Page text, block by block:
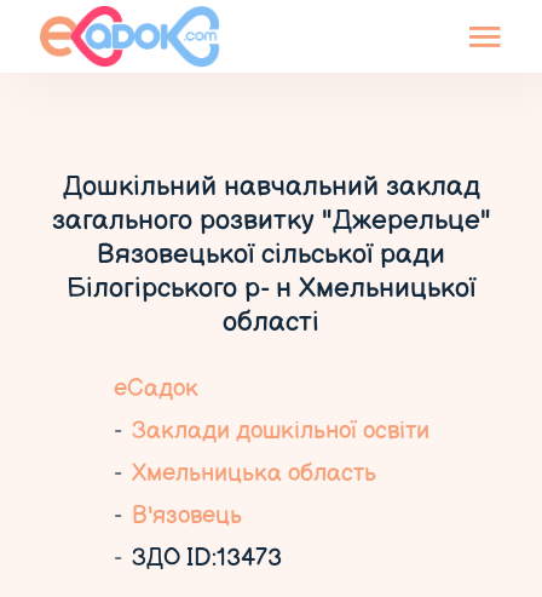
Дошкільний навчальний заклад
загального розвитку "Джерельце"
Вязовецької сільської ради
Білогірського р- н Хмельницької
області
еСадок
Заклади дошкільної освіти
Хмельницька область
В'язовець
ЗДО ID:13473